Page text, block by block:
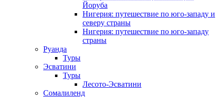
Йоруба
Нигерия: путешествие по юго-западу и
северу страны
Нигерия: путешествие по юго-западу
страны
Руанда
Туры
Эсватини
Туры
Лесото-Эсватини
Сомалиленд